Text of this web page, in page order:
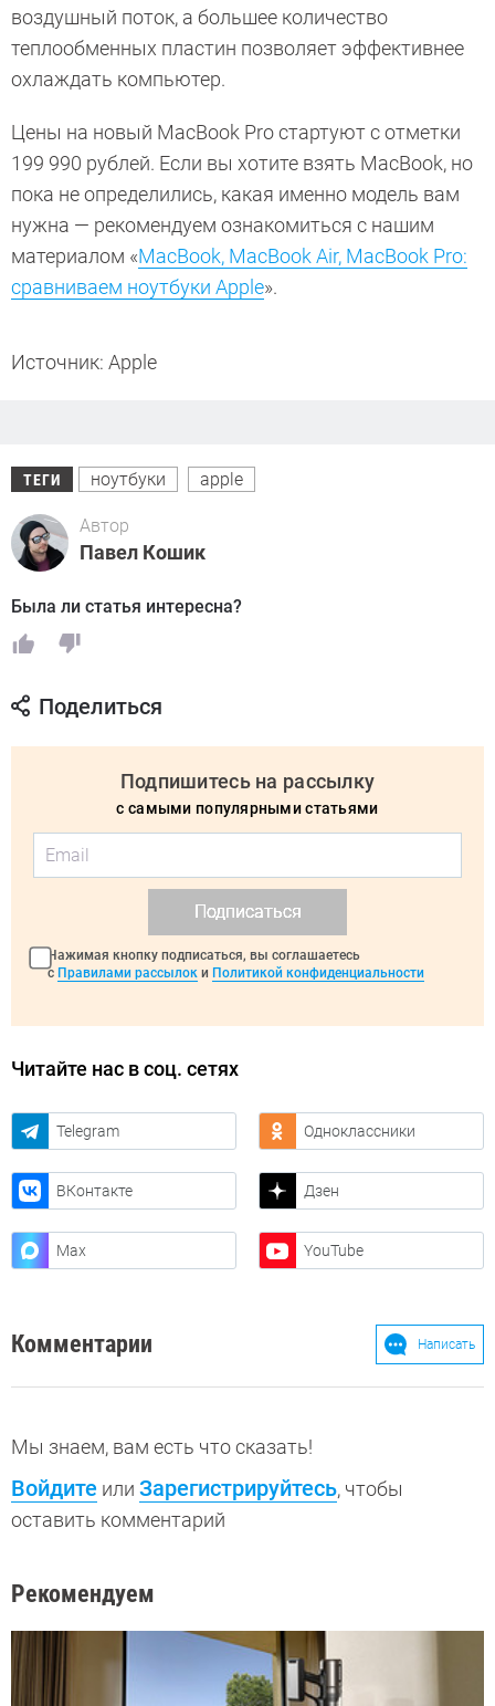
воздушный поток, а большее количество
теплообменных пластин позволяет эффективнее
охлаждать компьютер.
Цены на новый MacBook Pro стартуют с отметки
199 990 рублей. Если вы хотите взять MacBook, но
пока не определились, какая именно модель вам
нужна — рекомендуем ознакомиться с нашим
материалом «MacBook, MacBook Air, MacBook Pro:
сравниваем ноутбуки Apple».
Источник: Apple
ТЕГИ ноутбуки apple
Автор
Павел Кошик
Была ли статья интересна?
Поделиться
Подпишитесь на рассылку
с самыми популярными статьями
Подписаться
Нажимая кнопку подписаться, вы соглашаетесь
с Правилами рассылок и Политикой конфиденциальности
Читайте нас в соц. сетях
Telegram Одноклассники
ВКонтакте Дзен
Max YouTube
Комментарии Написать
Мы знаем, вам есть что сказать!
Войдите или Зарегистрируйтесь, чтобы
оставить комментарий
Рекомендуем